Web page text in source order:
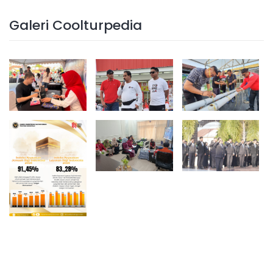
Galeri Coolturpedia